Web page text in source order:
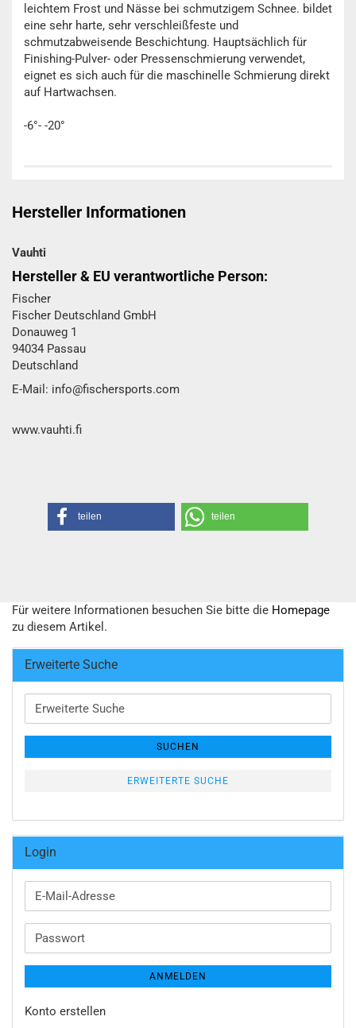
leichtem Frost und Nässe bei schmutzigem Schnee. bildet
eine sehr harte, sehr verschleißfeste und
schmutzabweisende Beschichtung. Hauptsächlich für
Finishing-Pulver- oder Pressenschmierung verwendet,
eignet es sich auch für die maschinelle Schmierung direkt
auf Hartwachsen.
-6°- -20°
Hersteller Informationen
Vauhti
Hersteller & EU verantwortliche Person:
Fischer
Fischer Deutschland GmbH
Donauweg 1
94034 Passau
Deutschland
E-Mail: info@fischersports.com
www.vauhti.fi
teilen teilen
Für weitere Informationen besuchen Sie bitte die Homepage
zu diesem Artikel.
Erweiterte Suche
Erweiterte
Suche
SUCHEN
ERWEITERTE SUCHE
Login
E-
Mail-
Passwort
ANMELDEN
Konto erstellen